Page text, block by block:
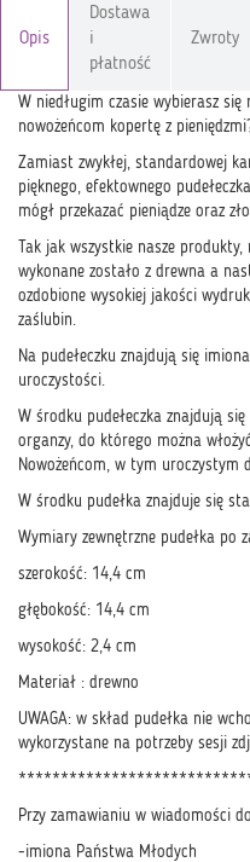
Opis
Dostawa
i
płatność
Zwroty
W niedługim czasie wybierasz się
nowożeńcom kopertę z
Zamiast zwykłej, standardowej
pięknego, efektownego
mógł przekazać pieniądze oraz
Tak jak wszystkie nasze
wykonane zostało z drewna a
ozdobione wysokiej jakości
zaślubin.
Na pudełeczku znajdują się
uroczystości.
W środku pudełeczka znajdują
organzy, do którego można
Nowożeńcom, w tym uroczystym
W środku pudełka znajduje się
Wymiary zewnętrzne pudełka po
szerokość: 14,4 cm
głębokość: 14,4 cm
wysokość: 2,4 cm
Materiał : drewno
UWAGA: w skład pudełka nie
wykorzystane na potrzeby sesji
Przy zamawianiu w wiadomości
-imiona Państwa Młodych